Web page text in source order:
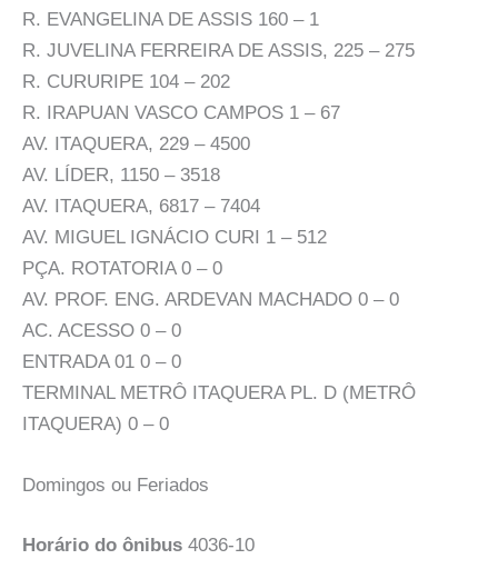
R. EVANGELINA DE ASSIS 160 – 1
R. JUVELINA FERREIRA DE ASSIS, 225 – 275
R. CURURIPE 104 – 202
R. IRAPUAN VASCO CAMPOS 1 – 67
AV. ITAQUERA, 229 – 4500
AV. LÍDER, 1150 – 3518
AV. ITAQUERA, 6817 – 7404
AV. MIGUEL IGNÁCIO CURI 1 – 512
PÇA. ROTATORIA 0 – 0
AV. PROF. ENG. ARDEVAN MACHADO 0 – 0
AC. ACESSO 0 – 0
ENTRADA 01 0 – 0
TERMINAL METRÔ ITAQUERA PL. D (METRÔ
ITAQUERA) 0 – 0
Domingos ou Feriados
Horário do ônibus 4036-10